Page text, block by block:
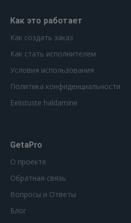
Как это работает
Как создать заказ
Как стать исполнителем
Условия использования
Политика конфиденциальности
Eelistuste haldamine
GetaPro
О проекте
Обратная связь
Вопросы и Ответы
Блог